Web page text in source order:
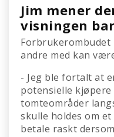
Jim mener
visningen
Forbrukerombudet
andre med kan
- Jeg ble fortalt at
potensielle
tomteområder
skulle holdes om
betale raskt